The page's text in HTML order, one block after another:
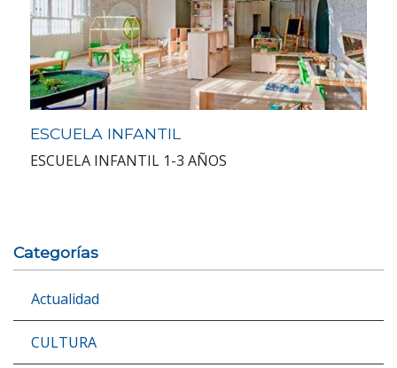
ESCUELA INFANTIL
ESCUELA INFANTIL 1-3 AÑOS
Categorías
Actualidad
CULTURA